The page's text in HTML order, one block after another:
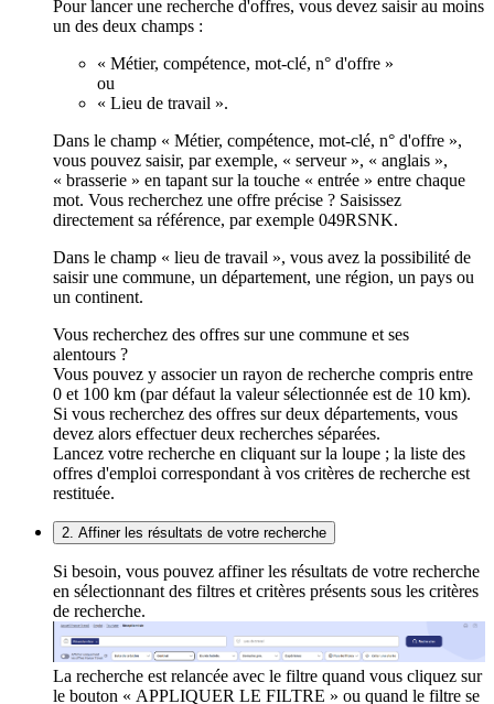
Pour lancer une recherche d'offres, vous devez saisir au moins
un des deux champs :
« Métier, compétence, mot-clé, n° d'offre »
ou
« Lieu de travail ».
Dans le champ « Métier, compétence, mot-clé, n° d'offre »,
vous pouvez saisir, par exemple, « serveur », « anglais »,
« brasserie » en tapant sur la touche « entrée » entre chaque
mot. Vous recherchez une offre précise ? Saisissez
directement sa référence, par exemple 049RSNK.
Dans le champ « lieu de travail », vous avez la possibilité de
saisir une commune, un département, une région, un pays ou
un continent.
Vous recherchez des offres sur une commune et ses
alentours ?
Vous pouvez y associer un rayon de recherche compris entre
0 et 100 km (par défaut la valeur sélectionnée est de 10 km).
Si vous recherchez des offres sur deux départements, vous
devez alors effectuer deux recherches séparées.
Lancez votre recherche en cliquant sur la loupe ; la liste des
offres d'emploi correspondant à vos critères de recherche est
restituée.
2. Affiner les résultats de votre recherche
Si besoin, vous pouvez affiner les résultats de votre recherche
en sélectionnant des filtres et critères présents sous les critères
de recherche.
La recherche est relancée avec le filtre quand vous cliquez sur
le bouton « APPLIQUER LE FILTRE » ou quand le filtre se